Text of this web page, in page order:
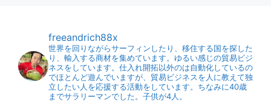
freeandrich88x
世界を回りながらサーフィンしたり、移住する国を探した
り、輸入する商材を集めています。ゆるい感じの貿易ビジ
ネスをしています。仕入れ開拓以外のは自動化しているの
でほとんど遊んでいますが、貿易ビジネスを人に教えて独
立したい人を応援する活動をしています。ちなみに40歳
までサラリーマンでした。子供が4人。